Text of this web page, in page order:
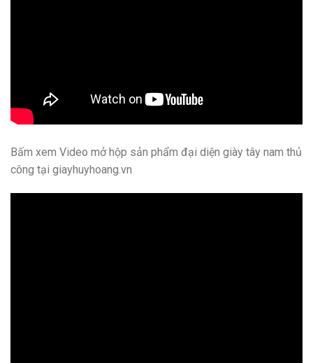
Bấm xem Video mở hộp sản phẩm đại diện giày tây nam thủ
công tại giayhuyhoang.vn